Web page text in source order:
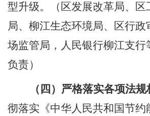
型升级。
（区发展改革局、
局、柳江生态环境局、区行政
场监管局，人民银行柳江支行
负责）
（四）严格落实各项法规
彻落实《中华人民共和国节约